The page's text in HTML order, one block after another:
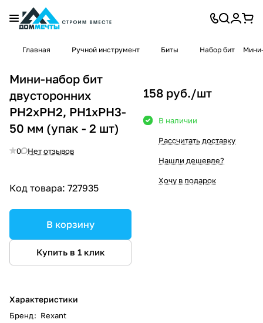
Главная Ручной инструмент Биты Набор бит
Мини-набор бит
двусторонних
PH2xPH2, PH1xPH3-
50 мм (упак - 2 шт)
0 Нет отзывов
Код товара: 727935
В корзину
Купить в 1 клик
Характеристики
Бренд: Rexant
158 руб./шт
В наличии
Рассчитать доставку
Нашли дешевле?
Хочу в подарок